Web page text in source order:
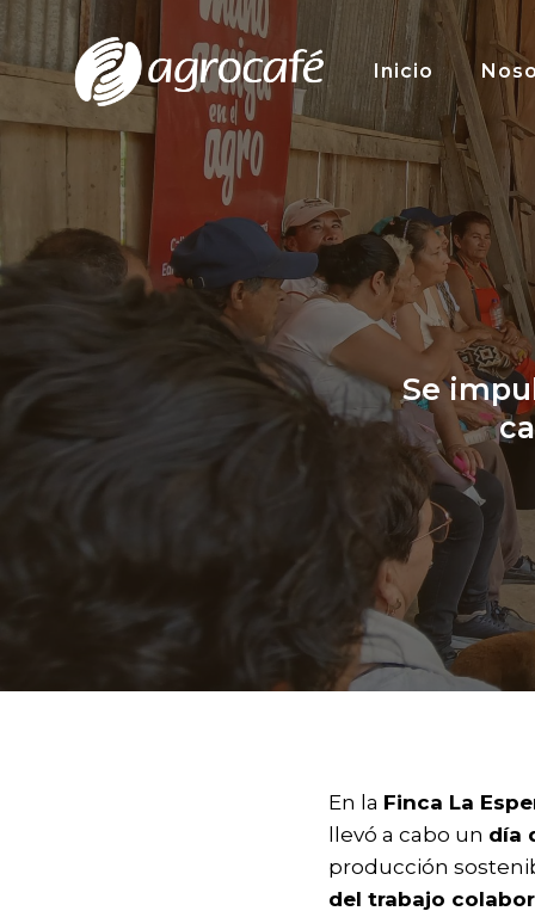
contenido
Inicio
Se
En la Finca La
llevó a cabo un día
producción
del trabajo